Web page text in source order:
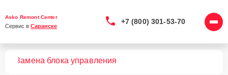
Asko Remont Center
Сервис в Саранске
+7 (800) 301-53-70
Замена блока управления